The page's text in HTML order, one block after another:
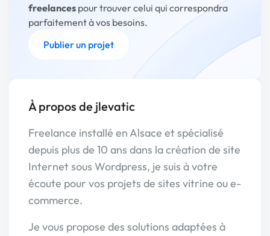
freelances pour trouver celui qui correspondra
parfaitement à vos besoins.
Publier un projet
À propos de jlevatic
Freelance installé en Alsace et spécialisé
depuis plus de 10 ans dans la création de site
Internet sous Wordpress, je suis à votre
écoute pour vos projets de sites vitrine ou e-
commerce.
Je vous propose des solutions adaptées à